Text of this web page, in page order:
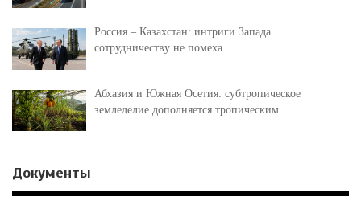
Россия – Казахстан: интриги Запада
сотрудничеству не помеха
Абхазия и Южная Осетия: субтропическое
земледелие дополняется тропическим
Документы